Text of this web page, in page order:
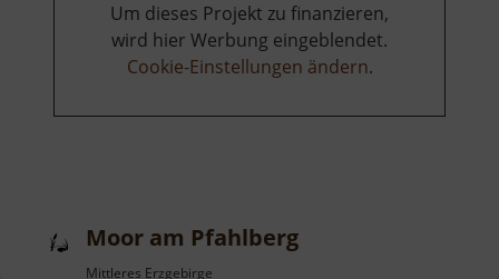
Um dieses Projekt zu finanzieren,
wird hier Werbung eingeblendet.
Cookie-Einstellungen ändern.
Moor am Pfahlberg
Mittleres Erzgebirge